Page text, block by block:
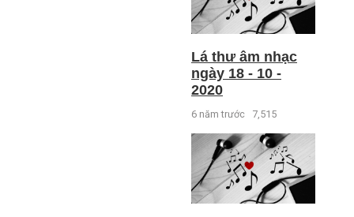
Lá thư âm nhạc
ngày 18 - 10 -
2020
6 năm trước 7,515